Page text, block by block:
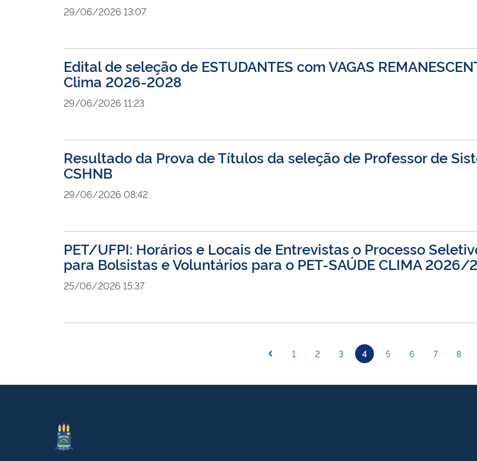
29/06/2026 13:07
Edital de seleção de ESTUDANTES com VAGAS
Clima 2026-2028
29/06/2026 11:23
Resultado da Prova de Títulos da seleção de Professor de
CSHNB
29/06/2026 08:42
PET/UFPI: Horários e Locais de Entrevistas o Processo
para Bolsistas e Voluntários para o PET-SAÚDE CLIMA 2026/
25/06/2026 15:37
1 2 3 4 5 6 7 8